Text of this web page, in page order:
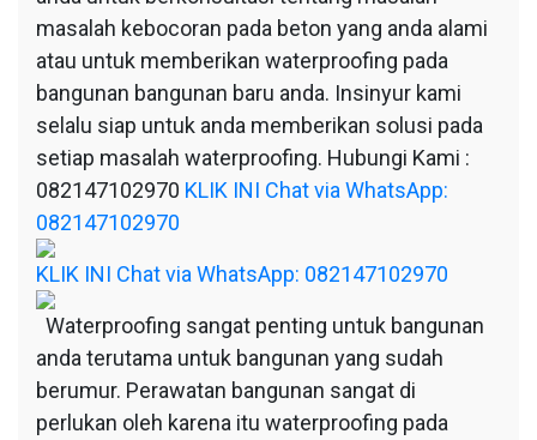
masalah kebocoran pada beton yang anda alami
atau untuk memberikan waterproofing pada
bangunan bangunan baru anda. Insinyur kami
selalu siap untuk anda memberikan solusi pada
setiap masalah waterproofing. Hubungi Kami :
082147102970 KLIK INI Chat via WhatsApp:
082147102970
KLIK INI Chat via WhatsApp: 082147102970
Waterproofing sangat penting untuk bangunan
anda terutama untuk bangunan yang sudah
berumur. Perawatan bangunan sangat di
perlukan oleh karena itu waterproofing pada